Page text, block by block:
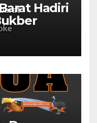
Hadiri